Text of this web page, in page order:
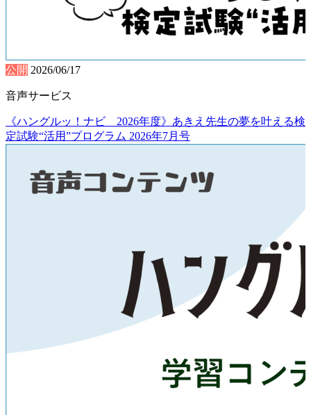
公開 2026/06/17
音声サービス
《ハングルッ！ナビ 2026年度》あきえ先生の夢を叶える検
定試験“活用”プログラム 2026年7月号